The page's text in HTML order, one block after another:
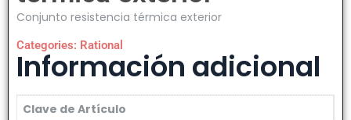
Conjunto resistencia térmica exterior
Categories: Rational
Información adicional
Clave de Artículo